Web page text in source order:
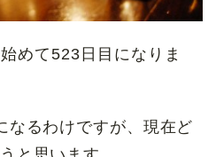
めて523日目になりま
なるわけですが、現在ど